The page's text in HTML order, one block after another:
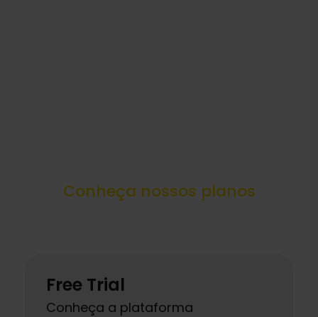
Conheça nossos planos
Free Trial
Conheça a plataforma